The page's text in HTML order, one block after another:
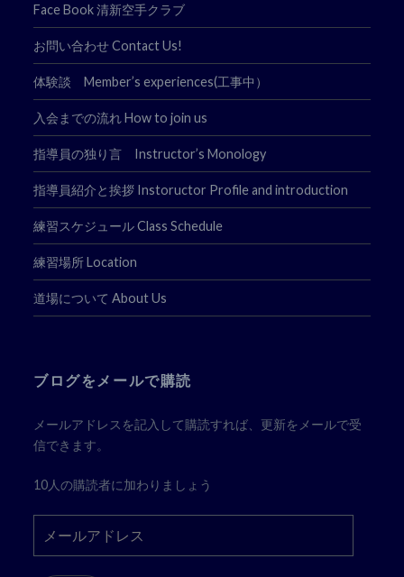
Face Book 清新空手クラブ
お問い合わせ Contact Us!
体験談 Member’s experiences(工事中）
入会までの流れ How to join us
指導員の独り言 Instructor’s Monology
指導員紹介と挨拶 Instoructor Profile and introduction
練習スケジュール Class Schedule
練習場所 Location
道場について About Us
ブログをメールで購読
メールアドレスを記入して購読すれば、更新をメールで受
信できます。
10人の購読者に加わりましょう
ー